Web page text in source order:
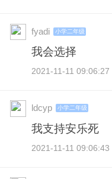
fyadi 小学二年级
我会选择
2021-11-11 09:06:27
ldcyp 小学二年级
我支持安乐死
2021-11-11 09:06:43